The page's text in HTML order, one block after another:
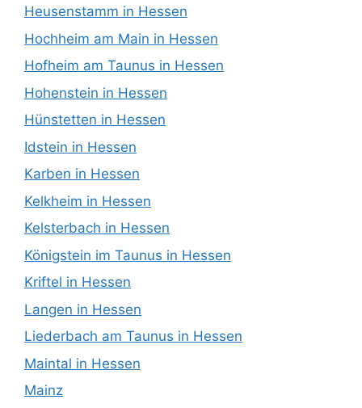
Heusenstamm in Hessen
Hochheim am Main in Hessen
Hofheim am Taunus in Hessen
Hohenstein in Hessen
Hünstetten in Hessen
Idstein in Hessen
Karben in Hessen
Kelkheim in Hessen
Kelsterbach in Hessen
Königstein im Taunus in Hessen
Kriftel in Hessen
Langen in Hessen
Liederbach am Taunus in Hessen
Maintal in Hessen
Mainz